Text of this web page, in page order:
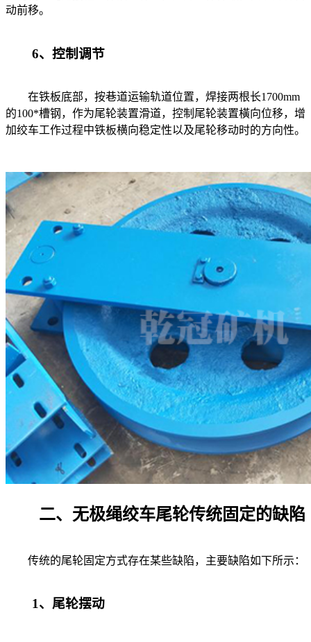
动前移。
6、控制调节
在铁板底部，按巷道运输轨道位置，焊接两根长1700mm
的100*槽钢，作为尾轮装置滑道，控制尾轮装置橫向位移，增
加绞车工作过程中铁板横向稳定性以及尾轮移动时的方向性。
二、无极绳绞车尾轮传统固定的缺陷
传统的尾轮固定方式存在某些缺陷，主要缺陷如下所示：
1、尾轮摆动